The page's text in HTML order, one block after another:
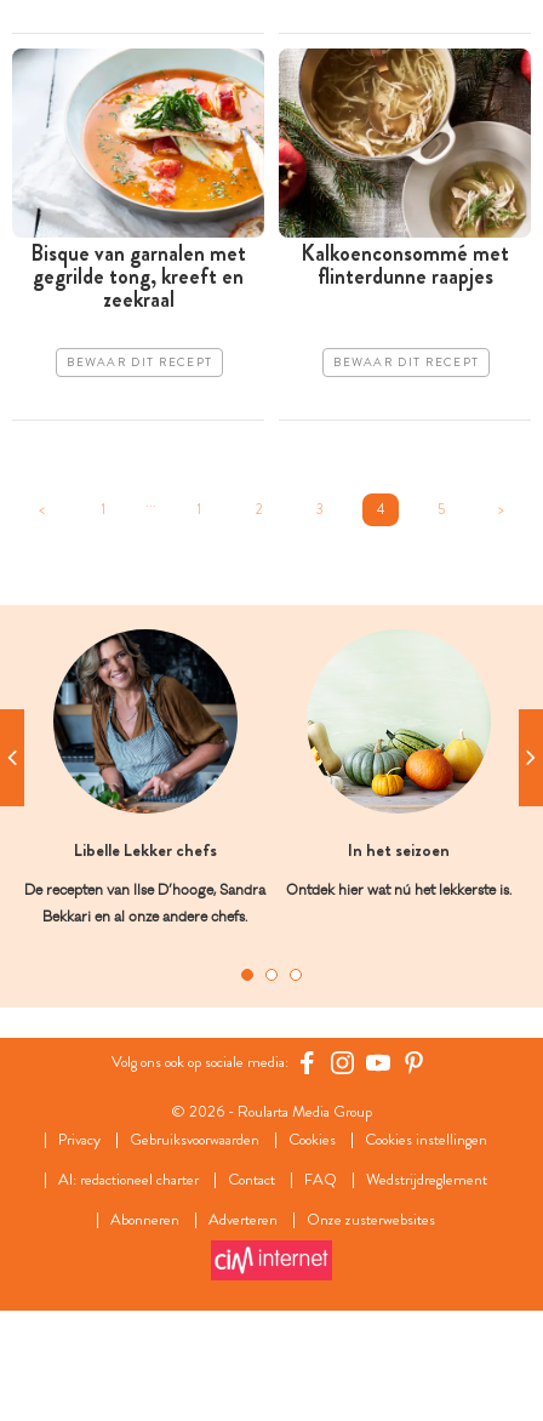
Bisque van garnalen met
gegrilde tong, kreeft en
zeekraal
BEWAAR DIT RECEPT
Kalkoenconsommé met
flinterdunne raapjes
BEWAAR DIT RECEPT
< 1 ... 1 2 3 4 5 >
Libelle Lekker chefs
De recepten van Ilse D’hooge, Sandra
Bekkari en al onze andere chefs.
In het seizoen
Ontdek hier wat nú het lekkerste is.
Volg ons ook op sociale media:
© 2026 - Roularta Media Group
Privacy
Gebruiksvoorwaarden Cookies
Cookies instellingen
AI: redactioneel charter
Contact FAQ
Wedstrijdreglement
Abonneren
Adverteren Onze zusterwebsites